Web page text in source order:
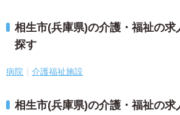
相生市(兵庫県)の介護・福祉の求
探す
病院 介護福祉施設
相生市(兵庫県)の介護・福祉の求